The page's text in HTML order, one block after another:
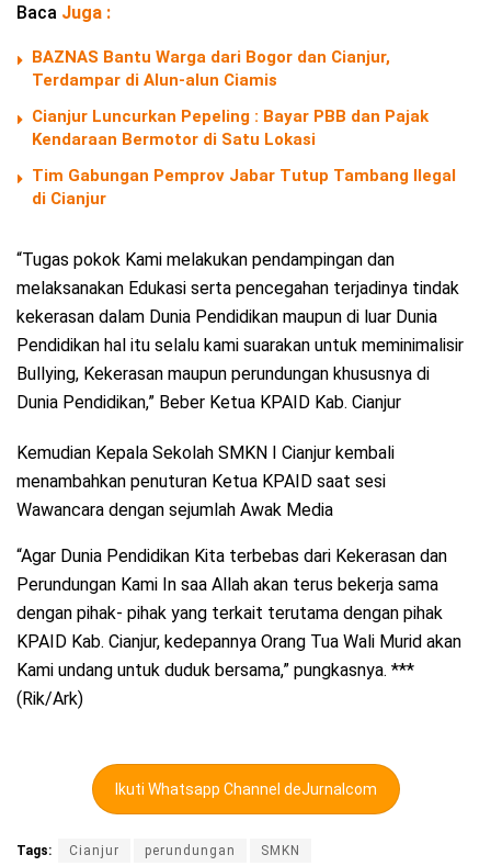
Baca Juga :
BAZNAS Bantu Warga dari Bogor dan Cianjur,
Terdampar di Alun-alun Ciamis
Cianjur Luncurkan Pepeling : Bayar PBB dan Pajak
Kendaraan Bermotor di Satu Lokasi
Tim Gabungan Pemprov Jabar Tutup Tambang Ilegal
di Cianjur
“Tugas pokok Kami melakukan pendampingan dan
melaksanakan Edukasi serta pencegahan terjadinya tindak
kekerasan dalam Dunia Pendidikan maupun di luar Dunia
Pendidikan hal itu selalu kami suarakan untuk meminimalisir
Bullying, Kekerasan maupun perundungan khususnya di
Dunia Pendidikan,” Beber Ketua KPAID Kab. Cianjur
Kemudian Kepala Sekolah SMKN I Cianjur kembali
menambahkan penuturan Ketua KPAID saat sesi
Wawancara dengan sejumlah Awak Media
“Agar Dunia Pendidikan Kita terbebas dari Kekerasan dan
Perundungan Kami In saa Allah akan terus bekerja sama
dengan pihak- pihak yang terkait terutama dengan pihak
KPAID Kab. Cianjur, kedepannya Orang Tua Wali Murid akan
Kami undang untuk duduk bersama,” pungkasnya. ***
(Rik/Ark)
Ikuti Whatsapp Channel deJurnalcom
Tags: Cianjur perundungan SMKN